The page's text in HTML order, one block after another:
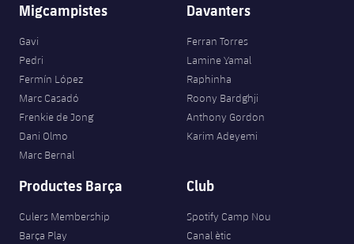
Migcampistes
Gavi
Pedri
Fermín López
Marc Casadó
Frenkie de Jong
Dani Olmo
Marc Bernal
Davanters
Ferran Torres
Lamine Yamal
Raphinha
Roony Bardghji
Anthony Gordon
Karim Adeyemi
Productes Barça
Culers Membership
Barça Play
Club
Spotify Camp Nou
Canal ètic